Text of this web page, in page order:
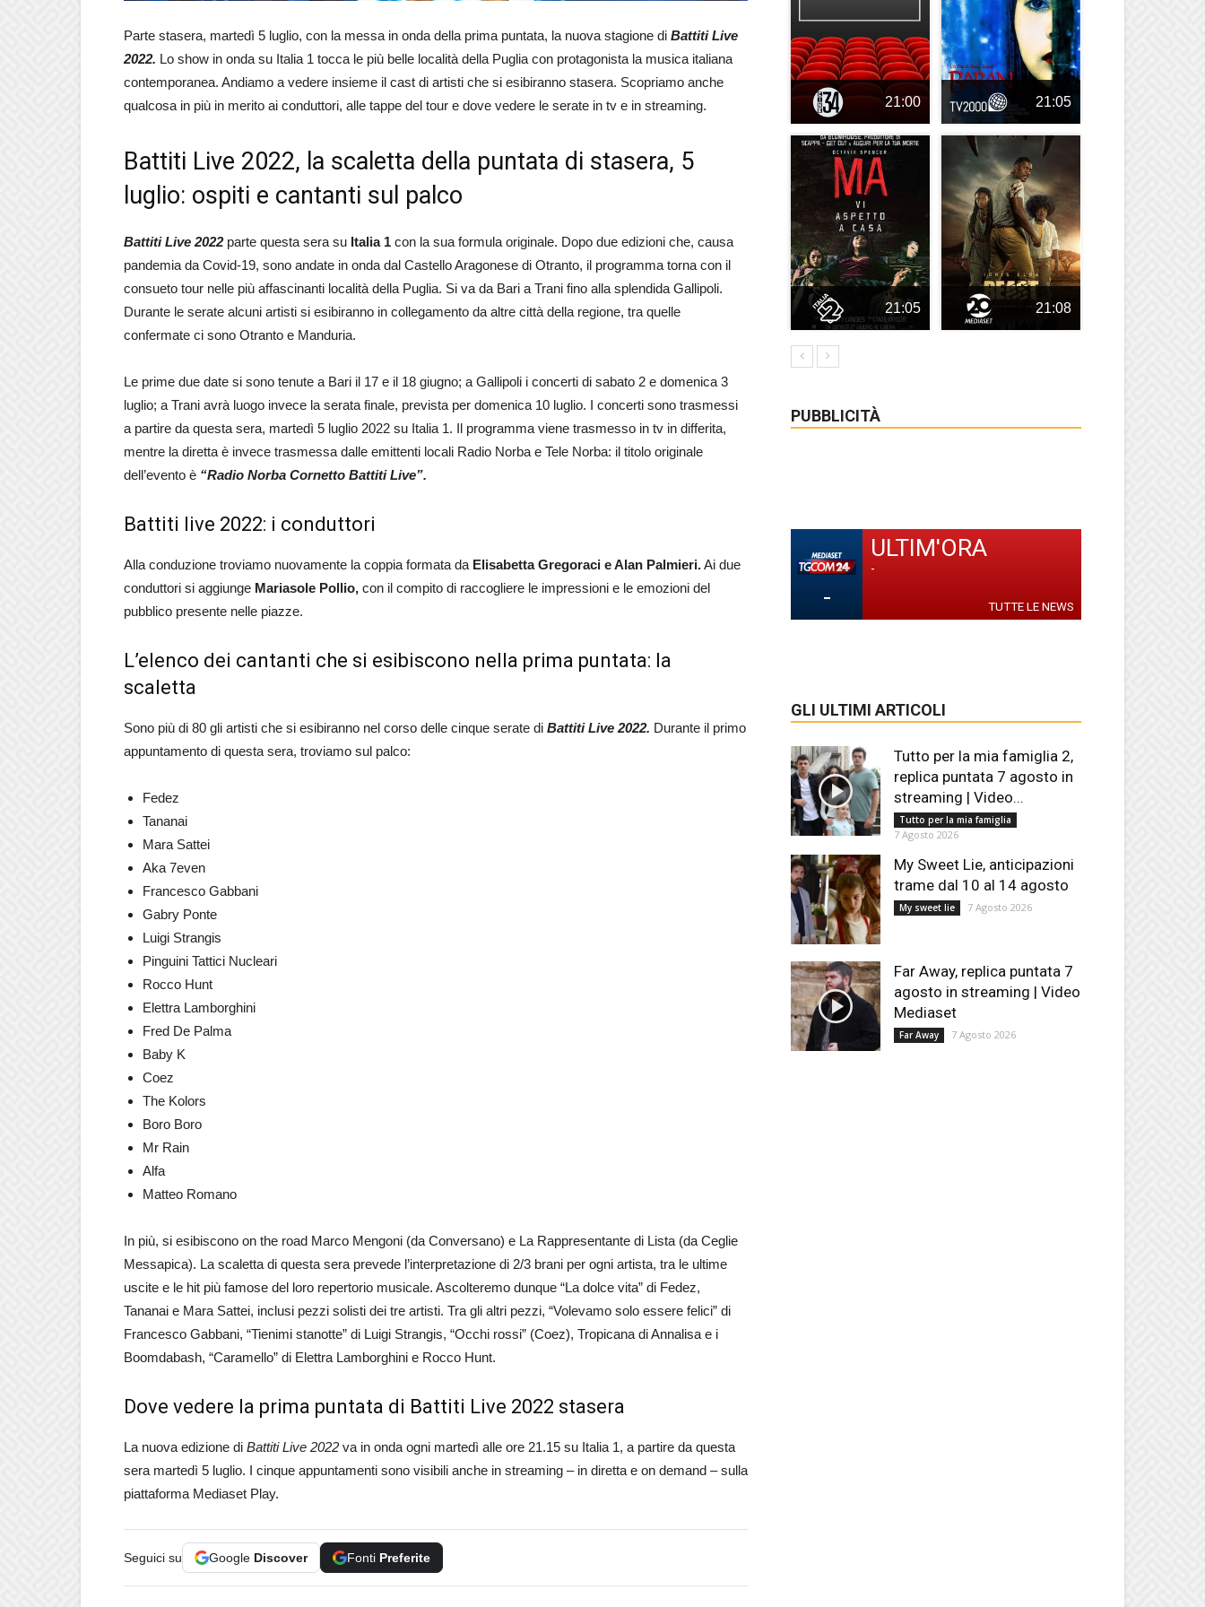
Parte stasera, martedì 5 luglio, con la messa in onda della prima puntata, la nuova stagione di Battiti Live
2022. Lo show in onda su Italia 1 tocca le più belle località della Puglia con protagonista la musica italiana
contemporanea. Andiamo a vedere insieme il cast di artisti che si esibiranno stasera. Scopriamo anche
qualcosa in più in merito ai conduttori, alle tappe del tour e dove vedere le serate in tv e in streaming.
Battiti Live 2022, la scaletta della puntata di stasera, 5
luglio: ospiti e cantanti sul palco
Battiti Live 2022parte questa sera su Italia 1 con la sua formula originale. Dopo due edizioni che, causa
pandemia da Covid-19, sono andate in onda dal Castello Aragonese di Otranto, il programma torna con il
consueto tour nelle più affascinanti località della Puglia. Si va da Bari a Trani fino alla splendida Gallipoli.
Durante le serate alcuni artisti si esibiranno in collegamento da altre città della regione, tra quelle
confermate ci sono Otranto e Manduria.
Le prime due date si sono tenute a Bari il 17 e il 18 giugno; a Gallipoli i concerti di sabato 2 e domenica 3
luglio; a Trani avrà luogo invece la serata finale, prevista per domenica 10 luglio. I concerti sono trasmessi
a partire da questa sera, martedì 5 luglio 2022 su Italia 1. Il programma viene trasmesso in tv in differita,
mentre la diretta è invece trasmessa dalle emittenti locali Radio Norba e Tele Norba: il titolo originale
dell’evento è “Radio Norba Cornetto Battiti Live”.
Battiti live 2022: i conduttori
Alla conduzione troviamo nuovamente la coppia formata da Elisabetta Gregoraci e Alan Palmieri.Ai due
conduttori si aggiunge Mariasole Pollio, con il compito di raccogliere le impressioni e le emozioni del
pubblico presente nelle piazze.
L’elenco dei cantanti che si esibiscono nella prima puntata: la
scaletta
Sono più di 80 gli artisti che si esibiranno nel corso delle cinque serate di Battiti Live 2022. Durante il primo
appuntamento di questa sera, troviamo sul palco:
Fedez
Tananai
Mara Sattei
Aka 7even
Francesco Gabbani
Gabry Ponte
Luigi Strangis
Pinguini Tattici Nucleari
Rocco Hunt
Elettra Lamborghini
Fred De Palma
Baby K
Coez
The Kolors
Boro Boro
Mr Rain
Alfa
Matteo Romano
In più, si esibiscono on the road Marco Mengoni (da Conversano) e La Rappresentante di Lista (da Ceglie
Messapica). La scaletta di questa sera prevede l’interpretazione di 2/3 brani per ogni artista, tra le ultime
uscite e le hit più famose del loro repertorio musicale. Ascolteremo dunque “La dolce vita” di Fedez,
Tananai e Mara Sattei, inclusi pezzi solisti dei tre artisti. Tra gli altri pezzi, “Volevamo solo essere felici” di
Francesco Gabbani, “Tienimi stanotte” di Luigi Strangis, “Occhi rossi” (Coez), Tropicana di Annalisa e i
Boomdabash, “Caramello” di Elettra Lamborghini e Rocco Hunt.
Dove vedere la prima puntata di Battiti Live 2022 stasera
La nuova edizione di Battiti Live 2022 va in onda ogni martedì alle ore 21.15 su Italia 1, a partire da questa
sera martedì 5 luglio. I cinque appuntamenti sono visibili anche in streaming – in diretta e on demand – sulla
piattaforma Mediaset Play.
Seguici su Google Discover Fonti Preferite
21:00 21:05
21:05 21:08
PUBBLICITÀ
-
ULTIM'ORA
-
TUTTE LE NEWS
GLI ULTIMI ARTICOLI
Tutto per la mia famiglia 2,
replica puntata 7 agosto in
streaming | Video...
Tutto per la mia famiglia
7 Agosto 2026
My Sweet Lie, anticipazioni
trame dal 10 al 14 agosto
My sweet lie 7 Agosto 2026
Far Away, replica puntata 7
agosto in streaming | Video
Mediaset
Far Away 7 Agosto 2026